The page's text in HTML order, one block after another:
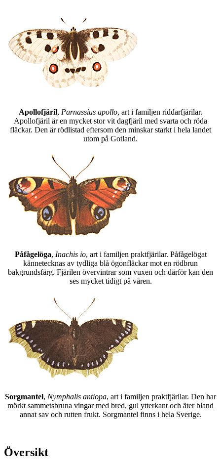
Apollofjäril, Parnassius apollo, art i familjen riddarfjärilar.
Apollofjäril är en mycket stor vit dagfjäril med svarta och röda
fläckar. Den är rödlistad eftersom den minskar starkt i hela landet
utom på Gotland.
Påfågelöga, Inachis io, art i familjen praktfjärilar. Påfågelögat
kännetecknas av tydliga blå ögonfläckar mot en rödbrun
bakgrundsfärg. Fjärilen övervintrar som vuxen och därför kan den
ses mycket tidigt på våren.
Sorgmantel, Nymphalis antiopa, art i familjen praktfjärilar. Den har
mörkt sammetsbruna vingar med bred, gul ytterkant och äter bland
annat sav och rutten frukt. Sorgmantel finns i hela Sverige.
Översikt